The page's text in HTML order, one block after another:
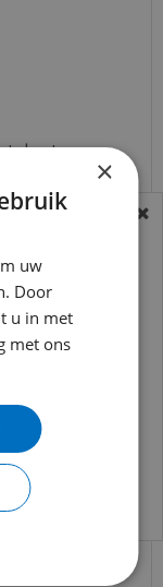
zijn wij
niet
je van ons
via
×
uw
Door
u in met
met ons